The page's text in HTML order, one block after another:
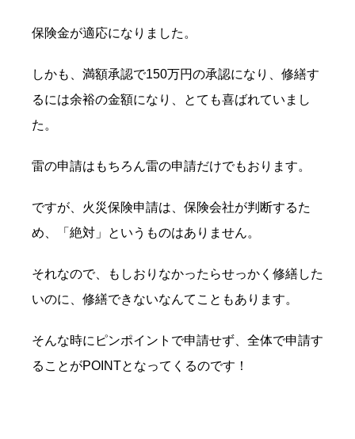
保険金が適応になりました。
しかも、満額承認で150万円の承認になり、修繕す
るには余裕の金額になり、とても喜ばれていまし
た。
雷の申請はもちろん雷の申請だけでもおります。
ですが、火災保険申請は、保険会社が判断するた
め、「絶対」というものはありません。
それなので、もしおりなかったらせっかく修繕した
いのに、修繕できないなんてこともあります。
そんな時にピンポイントで申請せず、全体で申請す
ることがPOINTとなってくるのです！